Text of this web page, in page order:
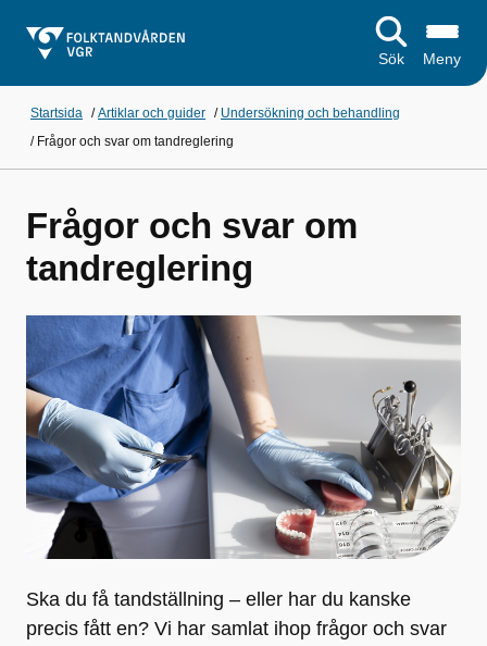
Sök Meny
Startsida /Artiklar och guider / Undersökning och behandling
/ Frågor och svar om tandreglering
Frågor och svar om
tandreglering
Ska du få tandställning – eller har du kanske
precis fått en? Vi har samlat ihop frågor och svar